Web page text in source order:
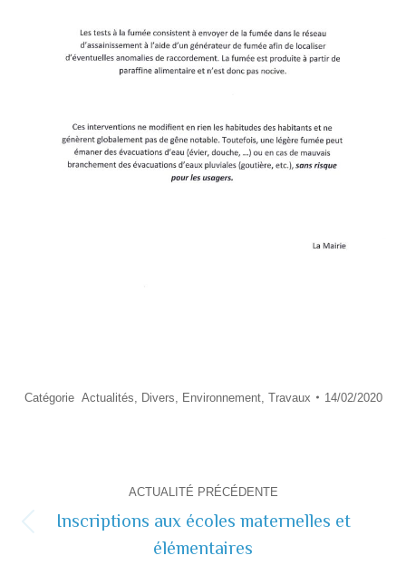
Catégorie Actualités Divers Environnement, Travaux 14/02/2020
de
commentaire
ACTUALITÉ PRÉCÉDENTE
Actualité
précédente
Inscriptions aux écoles maternelles et
élémentaires